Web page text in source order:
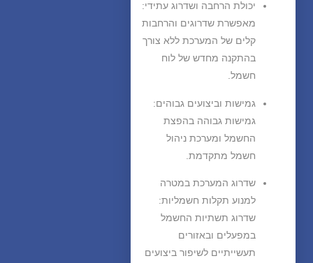
יכולת הרחבה ושדרוג עתידי:
מאפשרת שדרוגים והרחבות
קלים של המערכת ללא צורך
בהתקנה מחדש של לוח
חשמל.
גמישות וביצועים גבוהים:
גמישות גבוהה בהפצת
החשמל ומערכת ניהול
חשמל מתקדמת.
שדרוג המערכת במטרה
למנוע תקלות חשמליות:
שדרוג תשתיות החשמל
במפעלים ובאזורים
תעשייתיים לשיפור ביצועים